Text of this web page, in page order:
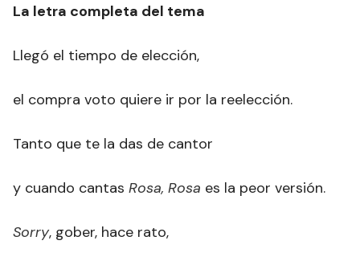
La letra completa del tema
Llegó el tiempo de elección,
el compra voto quiere ir por la reelección.
Tanto que te la das de cantor
y cuando cantas Rosa, Rosa es la peor versión.
Sorry, gober, hace rato,